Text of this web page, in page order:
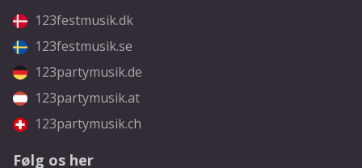
123festmusik.dk
123festmusik.se
123partymusik.de
123partymusik.at
123partymusik.ch
Følg os her